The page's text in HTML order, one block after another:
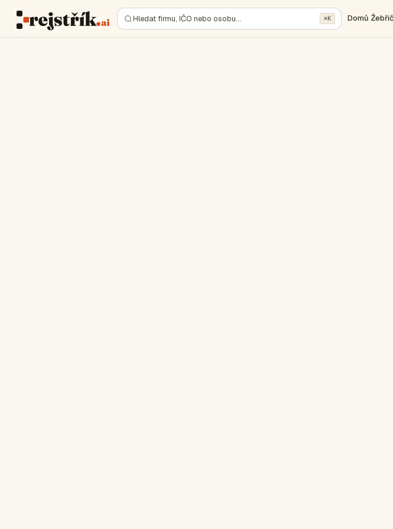
Hledat firmu, IČO nebo osobu… ⌘K Domů